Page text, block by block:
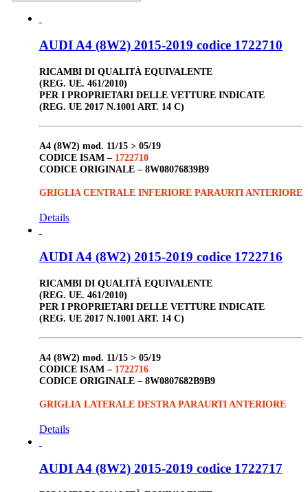
AUDI A4 (8W2) 2015-2019 codice 1722710
RICAMBI DI QUALITÀ EQUIVALENTE
(REG. UE. 461/2010)
PER I PROPRIETARI DELLE VETTURE INDICATE
(REG. UE 2017 N.1001 ART. 14 C)
A4 (8W2) mod. 11/15 > 05/19
CODICE ISAM – 1722710
CODICE ORIGINALE – 8W08076839B9
GRIGLIA CENTRALE INFERIORE PARAURTI ANTERIORE
Details
AUDI A4 (8W2) 2015-2019 codice 1722716
RICAMBI DI QUALITÀ EQUIVALENTE
(REG. UE. 461/2010)
PER I PROPRIETARI DELLE VETTURE INDICATE
(REG. UE 2017 N.1001 ART. 14 C)
A4 (8W2) mod. 11/15 > 05/19
CODICE ISAM – 1722716
CODICE ORIGINALE – 8W0807682B9B9
GRIGLIA LATERALE DESTRA PARAURTI ANTERIORE
Details
AUDI A4 (8W2) 2015-2019 codice 1722717